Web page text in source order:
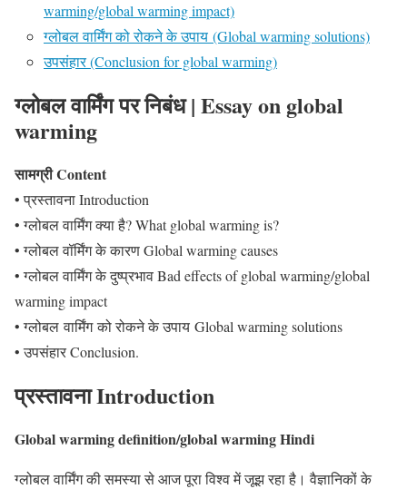
warming/global warming impact)
ग्लोबल वार्मिंग को रोकने के उपाय (Global warming solutions)
उपसंहार (Conclusion for global warming)
ग्लोबल वार्मिंग पर निबंध | Essay on global
warming
सामग्री Content
• प्रस्तावना Introduction
• ग्लोबल वार्मिंग क्या है? What global warming is?
• ग्लोबल वॉर्मिंग के कारण Global warming causes
• ग्लोबल वार्मिंग के दुष्प्रभाव Bad effects of global warming/global
warming impact
• ग्लोबल वार्मिंग को रोकने के उपाय Global warming solutions
• उपसंहार Conclusion.
प्रस्तावना Introduction
Global warming definition/global warming Hindi
ग्लोबल वार्मिंग की समस्या से आज पूरा विश्व में जूझ रहा है। वैज्ञानिकों के